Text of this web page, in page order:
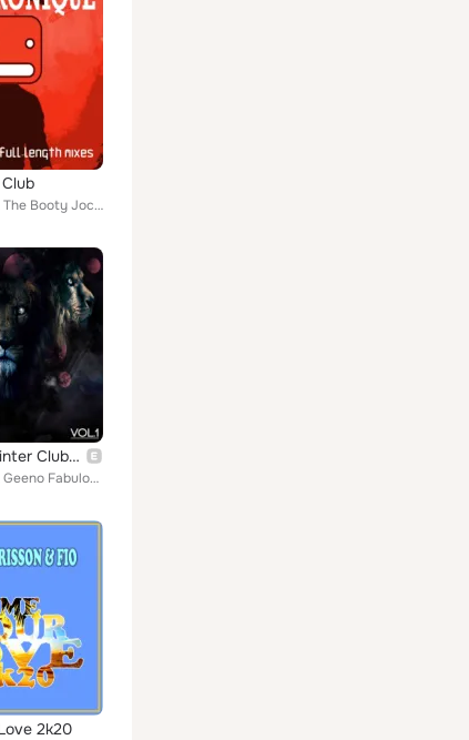
Various Artists, The Booty Jocks, Red 5, Nick Austin, Simmons feat. Fio, Swintee, Marc Reason, Jay Jay, DJ Diavolo, Housemaxx & ...
Advanced Winter Club Festival 2017, Vol. 1
Various Artists, Geeno Fabulous & Crew 7, Robin Rush, Deep.Spirit, Phil Giava & Fio, Global Club League, Móntrice Project, Brain...
2k20